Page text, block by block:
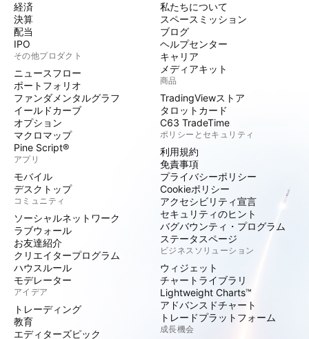
経済
決算
配当
IPO
その他プロダクト
ニュースフロー
ポートフォリオ
ファンダメンタルグラフ
イールドカーブ
オプション
マクロマップ
Pine Script®
アプリ
モバイル
デスクトップ
コミュニティ
ソーシャルネットワーク
ラブウォール
お友達紹介
クリエイタープログラム
ハウスルール
モデレーター
アイデア
トレーディング
教育
エディターズピック
私たちについて
スペースミッション
ブログ
ヘルプセンター
キャリア
メディアキット
商品
TradingViewストア
タロットカード
C63 TradeTime
ポリシーとセキュリティ
利用規約
免責事項
プライバシーポリシー
Cookieポリシー
アクセシビリティ宣言
セキュリティのヒント
バグバウンティ・プログラム
ステータスページ
ビジネスソリューション
ウィジェット
チャートライブラリ
Lightweight Charts™
アドバンスドチャート
トレードプラットフォーム
成長機会